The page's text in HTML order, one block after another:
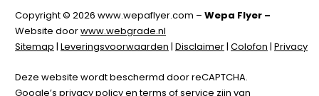
Copyright © 2026 www.wepaflyer.com – Wepa Flyer –
Website doorwww.webgrade.nl
Sitemap | Leveringsvoorwaarden | Disclaimer| Colofon | Privacy
Deze website wordt beschermd door reCAPTCHA.
Google’s privacy policyenterms of service zijn van